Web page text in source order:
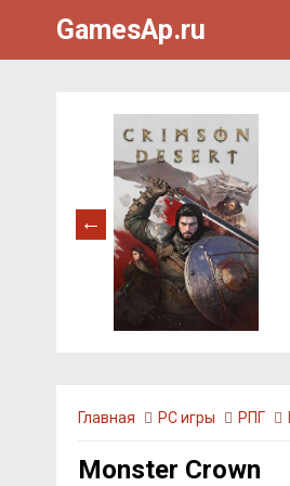
GamesAp.ru
Главная PC игры РПГ
Monster Crown